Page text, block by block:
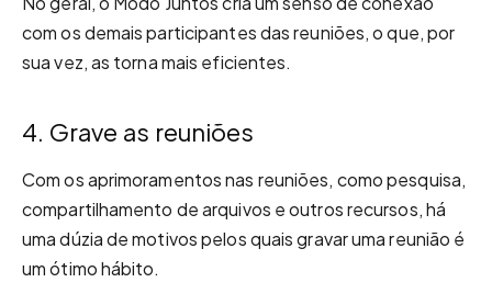
com os demais participantes das reuniões, o que, por
sua vez, as torna mais eficientes.
4. Grave as reuniões
Com os aprimoramentos nas reuniões, como pesquisa,
compartilhamento de arquivos e outros recursos, há
uma dúzia de motivos pelos quais gravar uma reunião é
um ótimo hábito.